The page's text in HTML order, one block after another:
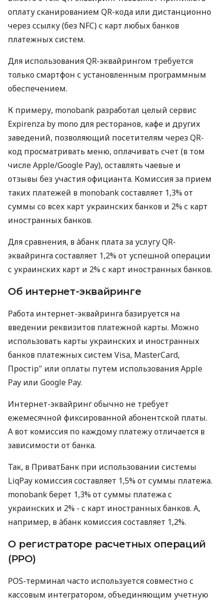
оплату сканированием QR-кода или дистанционно
через ссылку (без NFC) с карт любых банков
платежных систем.
Для использования QR-эквайрингом требуется
только смартфон с установленным программным
обеспечением.
К примеру, monobank разработал целый сервис
Expirenza by mono для ресторанов, кафе и других
заведений, позволяющий посетителям через QR-
код просматривать меню, оплачивать счет (в том
числе Apple/Google Pay), оставлять чаевые и
отзывы без участия официанта. Комиссия за прием
таких платежей в monobank составляет 1,3% от
суммы со всех карт украинских банков и 2% с карт
иностранных банков.
Для сравнения, в àбанк плата за услугу QR-
эквайринга составляет 1,2% от успешной операции
с украинских карт и 2% с карт иностранных банков.
Об интернет-эквайринге
Работа интернет-эквайринга базируется на
введении реквизитов платежной карты. Можно
использовать карты украинских и иностранных
банков платежных систем Visa, MasterCard,
Простір" или оплаты путем использования Apple
Pay или Google Pay.
Интернет-эквайринг обычно не требует
ежемесячной фиксированной абонентской платы.
А вот комиссия по каждому платежу отличается в
зависимости от банка.
Так, в ПриватБанк при использовании системы
LiqPay комиссия составляет 1,5% от суммы платежа.
monobank берет 1,3% от суммы платежа с
украинских и 2% - с карт иностранных банков. А,
например, в àбанк комиссия составляет 1,2%.
О регистраторе расчетных операций
(РРО)
POS-терминал часто используется совместно с
кассовым интегратором, объединяющим учетную